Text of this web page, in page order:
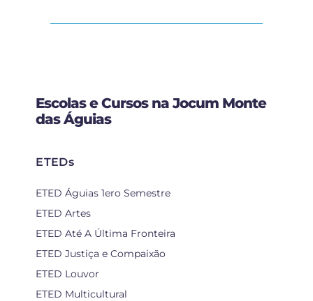
Escolas e Cursos na Jocum Monte
das Águias
ETEDs
ETED Águias 1ero Semestre
ETED Artes
ETED Até A Última Fronteira
ETED Justiça e Compaixão
ETED Louvor
ETED Multicultural